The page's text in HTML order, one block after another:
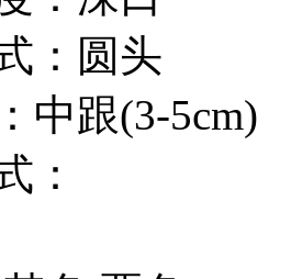
：圆头
中跟(3-5cm)
：